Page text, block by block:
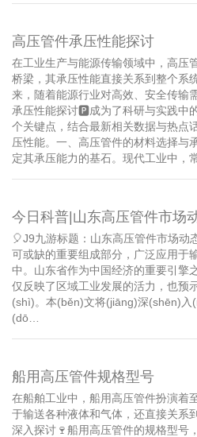
高压管件承压性能探讨
在工业生产与能源传输领域中，高压
桥梁，其承压性能直接关系到整个系
来，随着能源行业对高效、安全传输
承压性能探讨🅿成为了科研与实践中
个关键点，结合最新相关数据与热点
压性能。一、高压管件的材料选择与
定其承压能力的基石。现代工业中，
今日科普|山东高压管件市场
🎈J9九游标题：山东高压管件市场动
可或缺的重要组成部分，广泛应用于
中。山东省作为中国经济的重要引擎
仅反映了区域工业发展的活力，也预
(shì)。本(běn)文将(jiāng)深(shēn)
(dō…
船用高压管件规格型号
在船舶工业中，船用高压管件扮演着
于输送各种液体和气体，还直接关系
深入探讨🍷船用高压管件的规格型号